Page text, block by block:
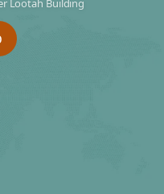
Lootah Building